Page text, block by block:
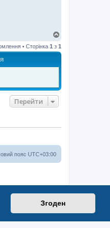
Згоден
г
о
• Сторінка 1 з 1
Перейти
пояс UTC+03:00